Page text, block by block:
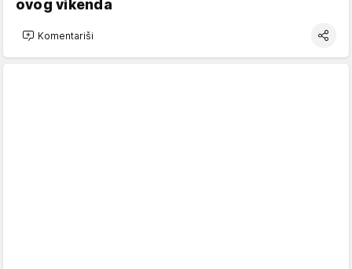
ovog vikenda
Komentariši